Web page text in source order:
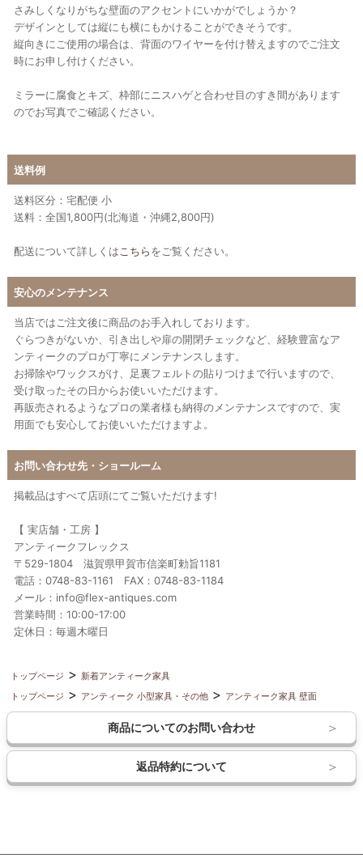
さみしくなりがちな壁面のアクセントにいかがでしょうか？
デザインとしては縦にも横にもかけることができそうです。
縦向きにご使用の場合は、背面のワイヤーを付け替えますのでご注文
時にお申し付けください。
ミラーに腐食とキズ、枠部にニスハゲと合わせ目のすき間があります
のでお写真でご確認ください。
送料例
送料区分：宅配便 小
送料：全国1,800円(北海道・沖縄2,800円)
配送について詳しくは こちらをご覧ください。
安心のメンテナンス
当店ではご注文後に商品のお手入れしております。
ぐらつきがないか、引き出しや扉の開閉チェックなど、経験豊富なア
ンティークのプロが丁寧にメンテナンスします。
お掃除やワックスがけ、足裏フェルトの貼りつけまで行いますので、
受け取ったその日からお使いいただけます。
再販売されるようなプロの業者様も納得のメンテナンスですので、実
用面でも安心してお使いいただけますよ。
お問い合わせ先・ショールーム
掲載品はすべて店頭にてご覧いただけます!
【 実店舗・工房 】
アンティークフレックス
〒529-1804 滋賀県甲賀市信楽町勅旨1181
電話：0748-83-1161 FAX：0748-83-1184
メール：info@flex-antiques.com
営業時間：10:00-17:00
定休日：毎週木曜日
トップページ
新着アンティーク家具
トップページ
アンティーク 小型家具・その他 アンティーク家具 壁面
商品についてのお問い合わせ
返品特約について